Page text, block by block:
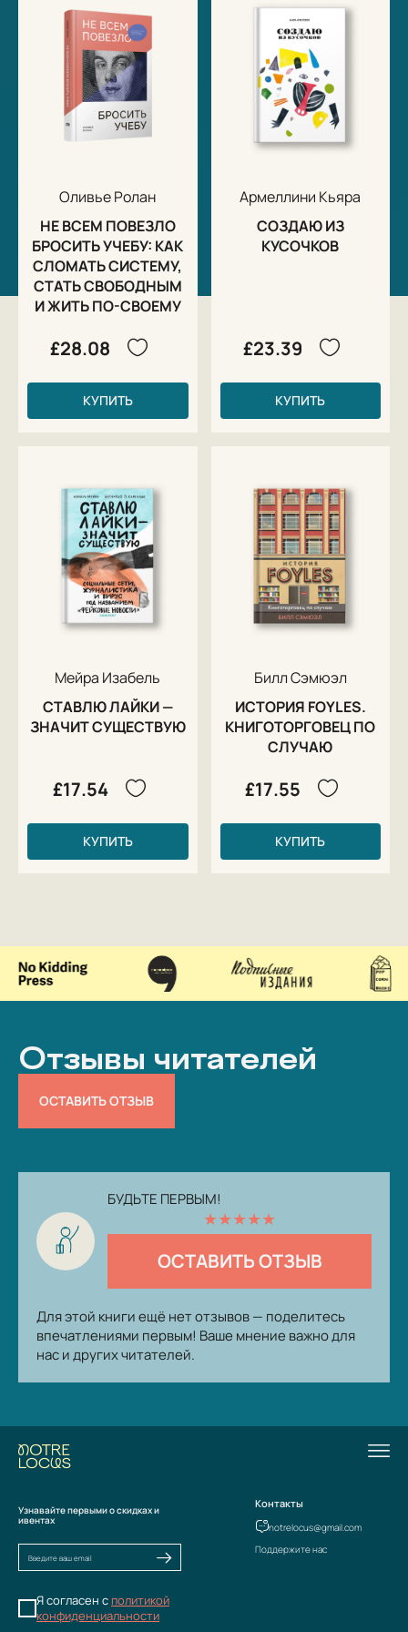
Оливье Ролан
НЕ ВСЕМ ПОВЕЗЛО
БРОСИТЬ УЧЕБУ: КАК
СЛОМАТЬ СИСТЕМУ,
СТАТЬ СВОБОДНЫМ
И ЖИТЬ ПО-СВОЕМУ
£28.08
КУПИТЬ
Армеллини Кьяра
СОЗДАЮ ИЗ
КУСОЧКОВ
£23.39
КУПИТЬ
Мейра Изабель
СТАВЛЮ ЛАЙКИ —
ЗНАЧИТ СУЩЕСТВУЮ
£17.54
КУПИТЬ
Билл Сэмюэл
ИСТОРИЯ FOYLES.
КНИГОТОРГОВЕЦ ПО
СЛУЧАЮ
£17.55
КУПИТЬ
Отзывы читателей
ОСТАВИТЬ ОТЗЫВ
БУДЬТЕ ПЕРВЫМ!
★★★★★
ОСТАВИТЬ ОТЗЫВ
Для этой книги ещё нет отзывов — поделитесь
впечатлениями первым! Ваше мнение важно для
нас и других читателей.
Узнавайте первыми о скидках и
ивентах
Я согласен с политикой
конфиденциальности
Контакты
notrelocus@gmail.com
Поддержите нас